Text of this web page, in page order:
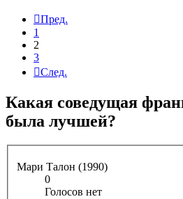
Пред.
1
2
3
След.
Какая соведущая
была лучшей?
Мари Талон (1990)
0
Голосов нет